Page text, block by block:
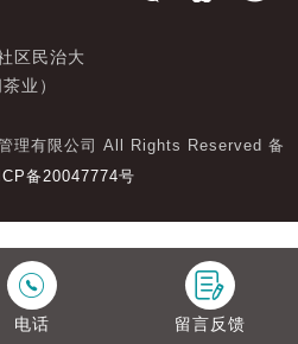
区民治大
业）
理有限公司 All Rights Reserved 备
备20047774号
电话 留言反馈